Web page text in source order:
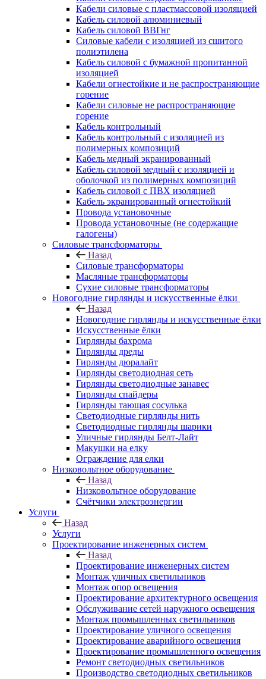
Кабели силовые с пластмассовой изоляцией
Кабель силовой алюминиевый
Кабель силовой ВВГнг
Силовые кабели с изоляцией из сшитого
полиэтилена
Кабель силовой с бумажной пропитанной
изоляцией
Кабели огнестойкие и не распространяющие
горение
Кабели силовые не распространяющие
горение
Кабель контрольный
Кабель контрольный с изоляцией из
полимерных композиций
Кабель медный экранированный
Кабель силовой медный с изоляцией и
оболочкой из полимерных композиций
Кабель силовой с ПВХ изоляцией
Кабель экранированный огнестойкий
Провода установочные
Провода установочные (не содержащие
галогены)
Силовые трансформаторы
Назад
Силовые трансформаторы
Масляные трансформаторы
Сухие силовые трансформаторы
Новогодние гирлянды и искусственные ёлки
Назад
Новогодние гирлянды и искусственные ёлки
Искусственные ёлки
Гирлянды бахрома
Гирлянды дреды
Гирлянды дюралайт
Гирлянды светодиодная сеть
Гирлянды светодиодные занавес
Гирлянды спайдеры
Гирлянды тающая сосулька
Светодиодные гирлянды нить
Светодиодные гирлянды шарики
Уличные гирлянды Белт-Лайт
Макушки на елку
Ограждение для елки
Низковольтное оборудование
Назад
Низковольтное оборудование
Счётчики электроэнергии
Услуги
Назад
Услуги
Проектирование инженерных систем
Назад
Проектирование инженерных систем
Монтаж уличных светильников
Монтаж опор освещения
Проектирование архитектурного освещения
Обслуживание сетей наружного освещения
Монтаж промышленных светильников
Проектирование уличного освещения
Проектирование аварийного освещения
Проектирование промышленного освещения
Ремонт светодиодных светильников
Производство светодиодных светильников